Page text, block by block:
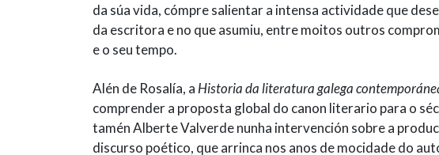
da súa vida, cómpre salientar a intensa actividade que
da escritora e no que asumiu, entre moitos outros
e o seu tempo.
Alén de Rosalía, a Historia da literatura galega
comprender a proposta global do canon literario para o
tamén Alberte Valverde nunha intervención sobre a
discurso poético, que arrinca nos anos de mocidade do